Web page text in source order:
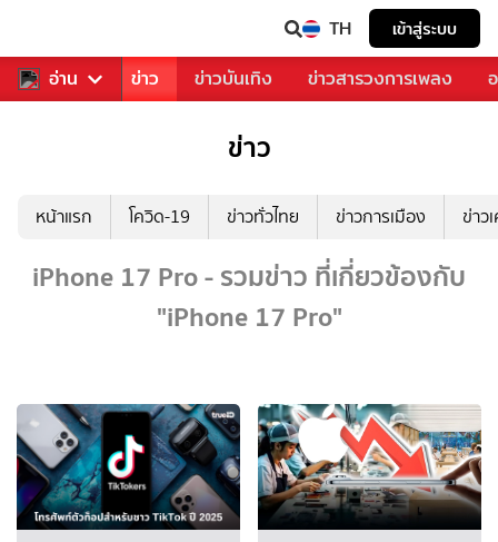
TH เข้าสู่ระบบ
อ่าน
คุณ กีฬา ข่าว ข่าวบันเทิง ข่าวสารวงการเพลง
ข่าว
หน้าแรก โควิด-19 ข่าวทั่วไทย ข่าวการเมือง ข่าว
iPhone 17 Pro - รวมข่าว ที่เกี่ยวข้องกับ
"iPhone 17 Pro"